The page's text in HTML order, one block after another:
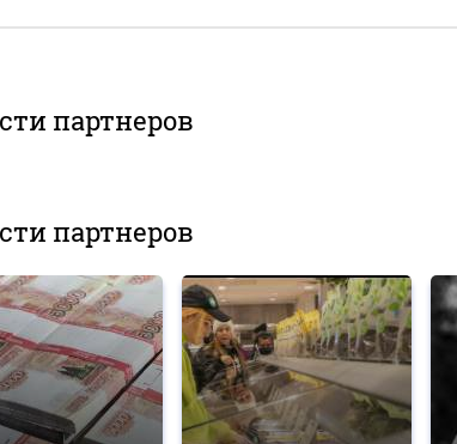
партнеров
партнеров